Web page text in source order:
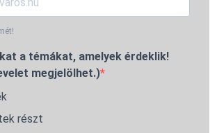
a témákat, amelyek érdeklik!
megjelölhet.)
részt